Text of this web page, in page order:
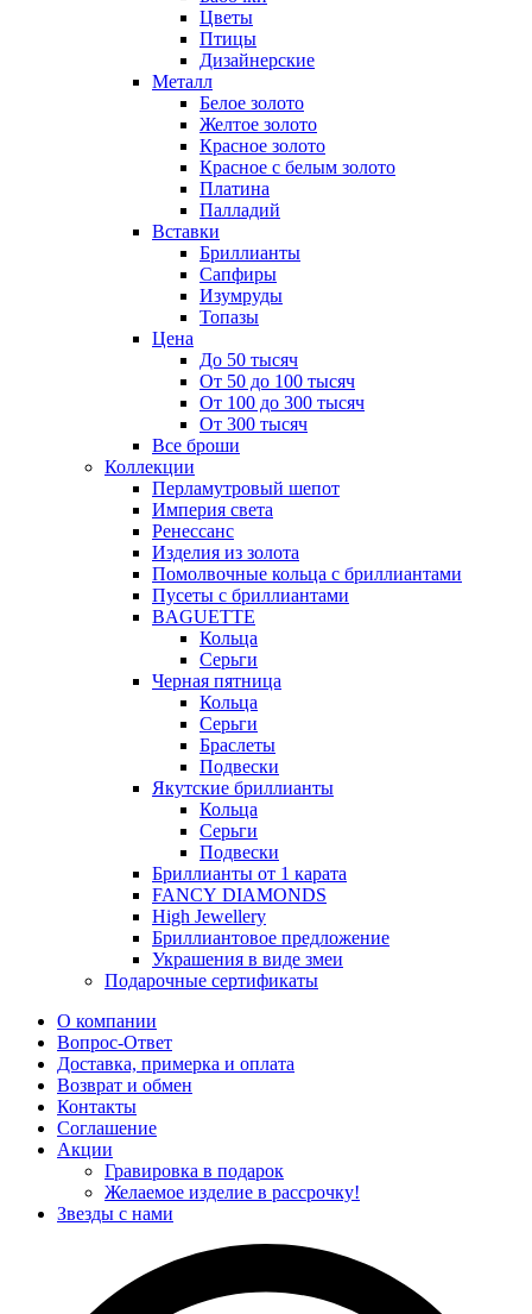
Цветы
Птицы
Дизайнерские
Металл
Белое золото
Желтое золото
Красное золото
Красное с белым золото
Платина
Палладий
Вставки
Бриллианты
Сапфиры
Изумруды
Топазы
Цена
До 50 тысяч
От 50 до 100 тысяч
От 100 до 300 тысяч
От 300 тысяч
Все броши
Коллекции
Перламутровый шепот
Империя света
Ренессанс
Изделия из золота
Помолвочные кольца с бриллиантами
Пусеты с бриллиантами
BAGUETTE
Кольца
Серьги
Черная пятница
Кольца
Серьги
Браслеты
Подвески
Якутские бриллианты
Кольца
Серьги
Подвески
Бриллианты от 1 карата
FANCY DIAMONDS
High Jewellery
Бриллиантовое предложение
Украшения в виде змеи
Подарочные сертификаты
О компании
Вопрос-Ответ
Доставка, примерка и оплата
Возврат и обмен
Контакты
Соглашение
Акции
Гравировка в подарок
Желаемое изделие в рассрочку!
Звезды с нами